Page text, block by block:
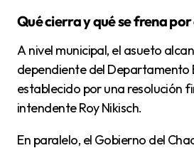
Qué cierra y qué se frena
A nivel municipal, el asueto alcanza al personal
dependiente del Departamento
establecido por una resolución
intendente Roy Nikisch.
En paralelo, el Gobierno del Chaco adhirió al asueto